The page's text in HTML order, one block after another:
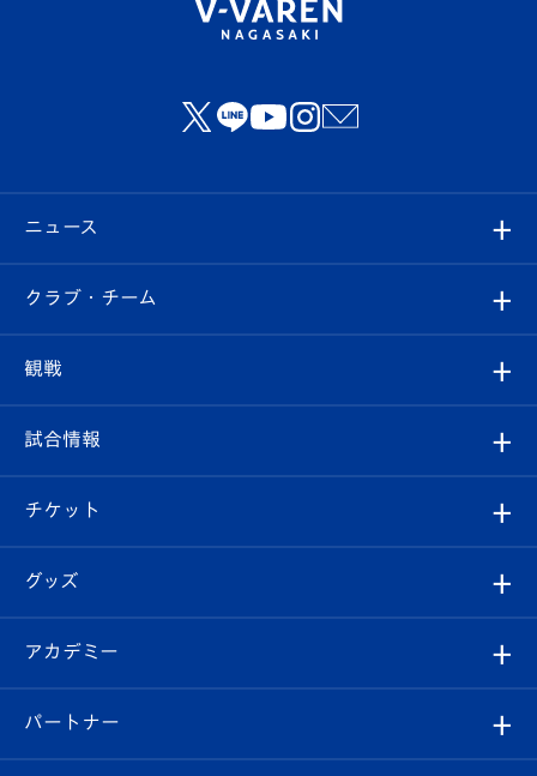
ニュース
すべて
クラブ
試合情報
チケット
イベント
メディア
クラブ・チーム
クラブ概要
エンブレム紹介
スタッフプロフィール
マスコット紹介
観戦
観戦ルール
はじめての観戦ガイド
Revive Team
ヴィヴィくんの長崎おもてなしガイド
試合情報
試合日程/結果
フォトギャラリー
スタジアムグルメ
チケット
チケット
V-LOVERS（ファンクラブ）
プレイヤーズスイート
グッズ
オンラインショップ
店舗情報
アカデミー
育成からのお知らせ
パートナー